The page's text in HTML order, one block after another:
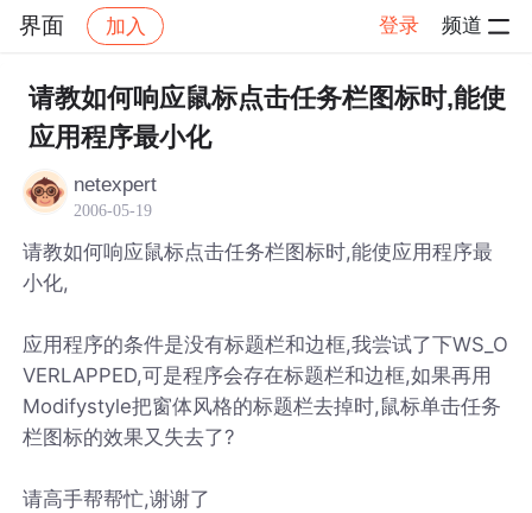
界面 加入 登录 频道
社区 界面 帖子详情
请教如何响应鼠标点击任务栏图标时,能使
应用程序最小化
netexpert
2006-05-19
请教如何响应鼠标点击任务栏图标时,能使应用程序最
小化,
应用程序的条件是没有标题栏和边框,我尝试了下WS_O
VERLAPPED,可是程序会存在标题栏和边框,如果再用
Modifystyle把窗体风格的标题栏去掉时,鼠标单击任务
栏图标的效果又失去了?
请高手帮帮忙,谢谢了